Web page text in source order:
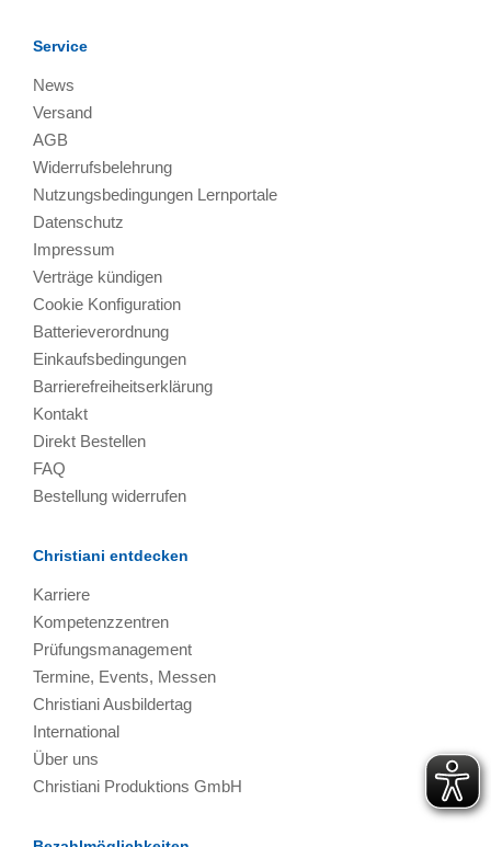
Service
News
Versand
AGB
Widerrufsbelehrung
Nutzungsbedingungen Lernportale
Datenschutz
Impressum
Verträge kündigen
Cookie Konfiguration
Batterieverordnung
Einkaufsbedingungen
Barrierefreiheitserklärung
Kontakt
Direkt Bestellen
FAQ
Bestellung widerrufen
Christiani entdecken
Karriere
Kompetenzzentren
Prüfungsmanagement
Termine, Events, Messen
Christiani Ausbildertag
International
Über uns
Christiani Produktions GmbH